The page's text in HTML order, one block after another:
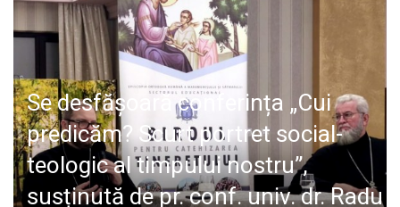
SPORT
SPECIAL
POLITIC
LIFE
Se desfășoară conferința „Cui
predicăm? Scurt portret social-
teologic al timpului nostru”,
susținută de pr. conf. univ. dr. Radu